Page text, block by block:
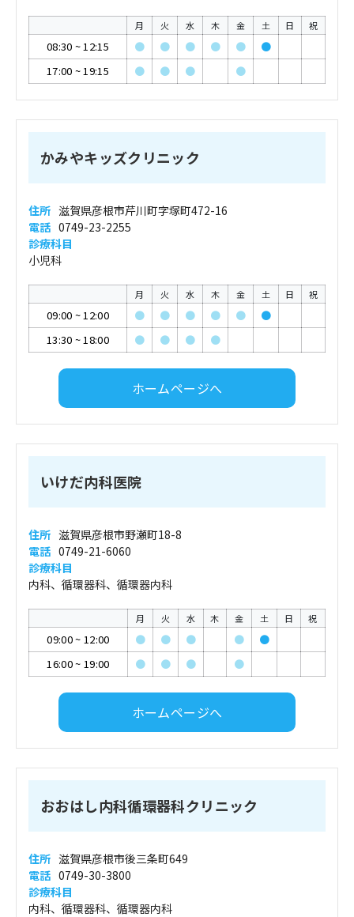
月 火 水 木 金 土 日 祝
08:30 ~12:15 ● ● ● ● ●
●
17:00 ~19:15 ● ● ● ●
かみやキッズクリニック
住所 滋賀県彦根市芹川町字塚町472-16
電話 0749-23-2255
診療科目
小児科
月 火 水 木 金 土 日 祝
09:00 ~12:00 ● ● ● ● ●
●
13:30 ~18:00 ● ● ● ●
ホームページへ
いけだ内科医院
住所 滋賀県彦根市野瀬町18-8
電話 0749-21-6060
診療科目
内科、循環器科、循環器内科
月 火 水 木 金 土 日 祝
09:00~ 12:00 ● ● ● ●
●
16:00~ 19:00 ● ● ● ●
ホームページへ
おおはし内科循環器科クリニック
住所 滋賀県彦根市後三条町649
電話 0749-30-3800
診療科目
内科、循環器科、循環器内科